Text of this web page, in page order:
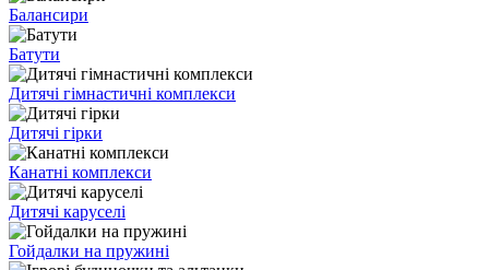
Балансири
Батути
Дитячі гімнастичні комплекси
Дитячі гірки
Канатні комплекси
Дитячі каруселі
Гойдалки на пружині